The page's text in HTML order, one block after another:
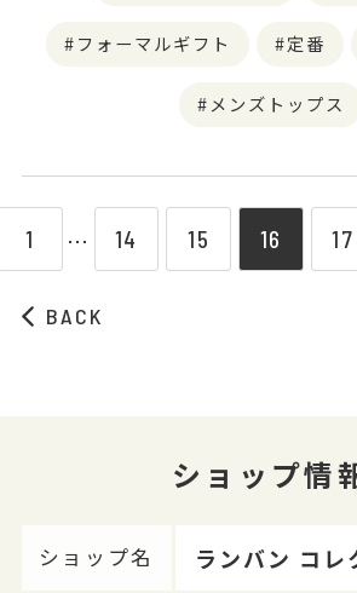
フォーマルギフト 定番
メンズトップス
BACK
1 ⋯ 14 15 16 17
ショップ情
ショップ名 ランバン コレ